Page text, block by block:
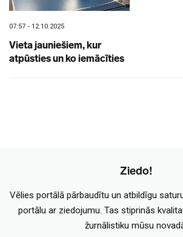
07:57 - 12.10.2025
Vieta jauniešiem, kur
atpūsties un ko iemācīties
Ziedo!
Vēlies portālā pārbaudītu un atbildīgu
portālu ar ziedojumu. Tas stiprinās
žurnālistiku mūsu